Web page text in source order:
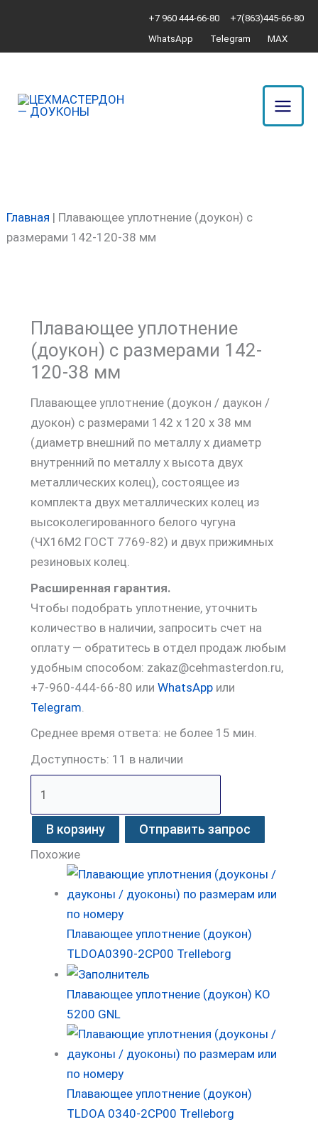
содержимому
+7 960 444-66-80
+7(863)445-66-80
WhatsApp
Telegram MAX
Главная | Плавающее уплотнение (доукон) с
размерами 142-120-38 мм
Плавающее уплотнение
(доукон) с размерами 142-
120-38 мм
Плавающее уплотнение (доукон / даукон /
дуокон) с размерами 142 х 120 х 38 мм
(диаметр внешний по металлу х диаметр
внутренний по металлу х высота двух
металлических колец), состоящее из
комплекта двух металлических колец из
высоколегированного белого чугуна
(ЧХ16М2 ГОСТ 7769-82) и двух прижимных
резиновых колец.
Расширенная гарантия.
Чтобы подобрать уплотнение, уточнить
количество в наличии, запросить счет на
оплату — обратитесь в отдел продаж любым
удобным способом: zakaz@cehmasterdon.ru,
+7-960-444-66-80 илиWhatsApp или
Telegram
Среднее время ответа: не более 15 мин.
Доступность: 11 в наличии
Плавающее
с
В корзину Отправить запрос
Похожие
Плавающее уплотнение (доукон)
TLDOA0390-2CP00 Trelleborg
Плавающее уплотнение (доукон) KO
5200 GNL
Плавающее уплотнение (доукон)
TLDOA 0340-2CP00 Trelleborg